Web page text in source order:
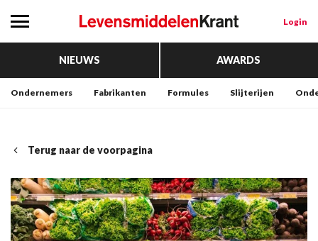
Login
NIEUWS AWARDS
Ondernemers Fabrikanten Formules Slijterijen
Terug naar de voorpagina